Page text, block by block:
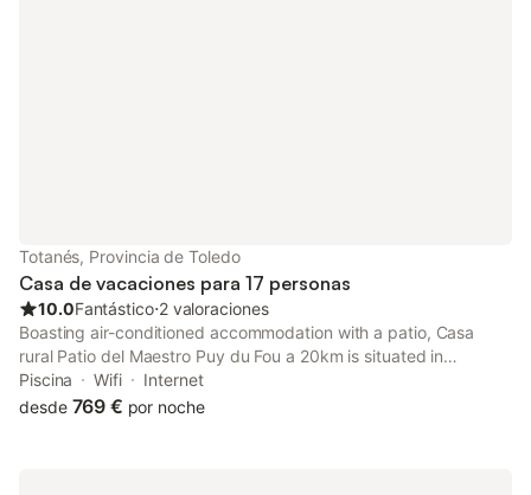
Totanés, Provincia de Toledo
Casa de vacaciones para 17 personas
10.0Fantástico⋅2 valoraciones
Boasting air-conditioned accommodation with a patio, Casa
rural Patio del Maestro Puy du Fou a 20km is situated in
Totanés. The property features quiet street views and is 33 km
from Puy du Fou España and 30 km from Puerta del Sol Toledo.
Piscina Wifi
Internet
desde 769 € por noche